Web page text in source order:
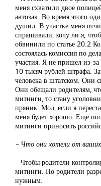
меня схватили двое
автозак. Во время этого
душил. В участке меня
спрашивали, хочу ли я,
обвинили по статье 20.2
состоялась комиссия по
участия. Я не пришел из-
10 тысяч рублей штрафа.
человека в штатском. Они
Они обещали родителям,
митинги, то стану
пряник. Мол, если я
меня будет хорошо. Еще
митинги приносить
– Что они хотели от
– Чтобы родители
митинги. Но родители
нужным.